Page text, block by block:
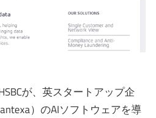
が、英スタートアップ企
）のAIソフトウェアを導